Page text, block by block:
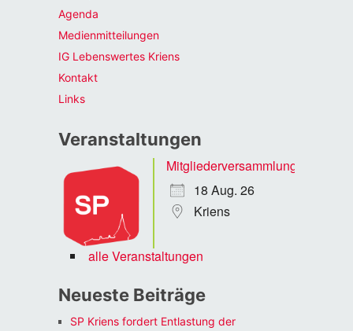
Agenda
Medienmitteilungen
IG Lebenswertes Kriens
Kontakt
Links
Veranstaltungen
Mitgliederversammlung
18 Aug. 26
Kriens
alle Veranstaltungen
Neueste Beiträge
SP Kriens fordert Entlastung der